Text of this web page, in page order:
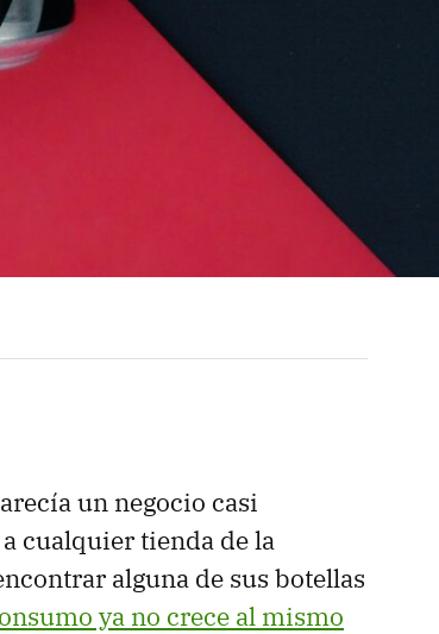
un negocio casi
cualquier tienda de la
alguna de sus botellas
ya no crece al mismo